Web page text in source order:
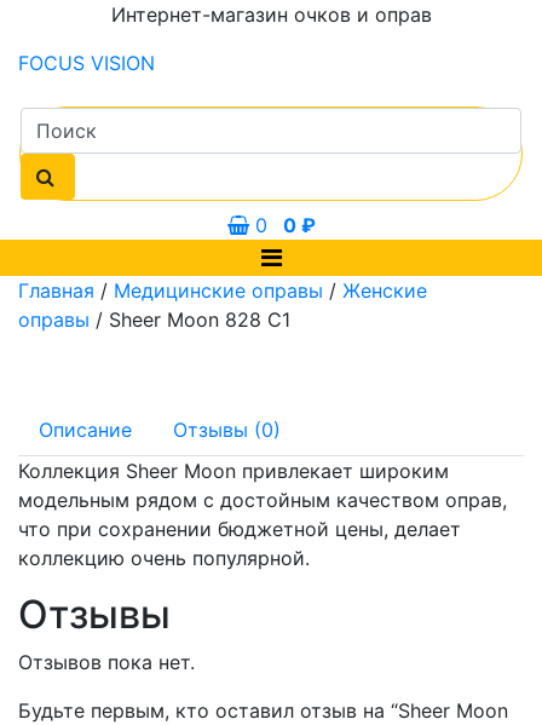
Интернет-магазин очков и оправ
FOCUS VISION
0 0 ₽
Главная / Медицинские оправы / Женские
оправы / Sheer Moon 828 C1
Описание
Отзывы (0)
Коллекция Sheer Moon привлекает широким
модельным рядом с достойным качеством оправ,
что при сохранении бюджетной цены, делает
коллекцию очень популярной.
Отзывы
Отзывов пока нет.
Будьте первым, кто оставил отзыв на “Sheer Moon